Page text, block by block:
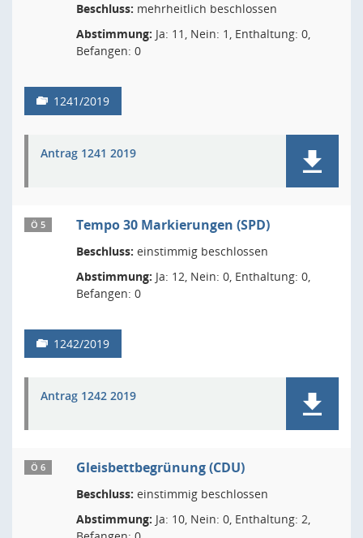
Beschluss: mehrheitlich beschlossen
Abstimmung: Ja: 11, Nein: 1, Enthaltung: 0,
Befangen: 0
1241/2019
Antrag 1241 2019
Ö 5 Tempo 30 Markierungen (SPD)
Beschluss: einstimmig beschlossen
Abstimmung: Ja: 12, Nein: 0, Enthaltung: 0,
Befangen: 0
1242/2019
Antrag 1242 2019
Ö 6 Gleisbettbegrünung (CDU)
Beschluss: einstimmig beschlossen
Abstimmung: Ja: 10, Nein: 0, Enthaltung: 2,